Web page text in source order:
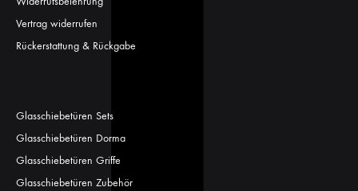
Vertrag widerrufen
Rückerstattung & Rückgabe
Glasschiebetüren Sets
Glasschiebetüren Dorma
Glasschiebetüren Griffe
Glasschiebetüren Zubehör